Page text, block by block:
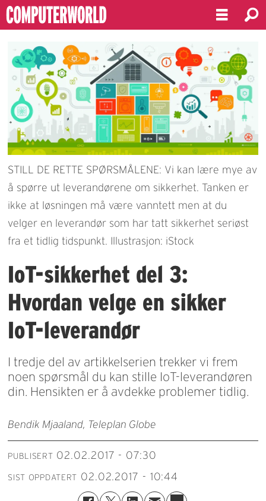
STILL DE RETTE SPØRSMÅLENE: Vi kan lære mye av
å spørre ut leverandørene om sikkerhet. Tanken er
ikke at løsningen må være vanntett men at du
velger en leverandør som har tatt sikkerhet seriøst
fra et tidlig tidspunkt. Illustrasjon: iStock
IoT-sikkerhet del 3:
Hvordan velge en sikker
IoT-leverandør
I tredje del av artikkelserien trekker vi frem
noen spørsmål du kan stille IoT-leverandøren
din. Hensikten er å avdekke problemer tidlig.
Bendik Mjaaland, Teleplan Globe
PUBLISERT 02.02.2017 - 07:30
SIST OPPDATERT 02.02.2017 - 10:44